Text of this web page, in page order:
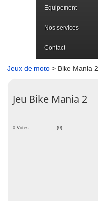
Equipement
Nos services
Contact
Jeux de moto > Bike Mania 2
Jeu Bike Mania 2
0 Votes (0)